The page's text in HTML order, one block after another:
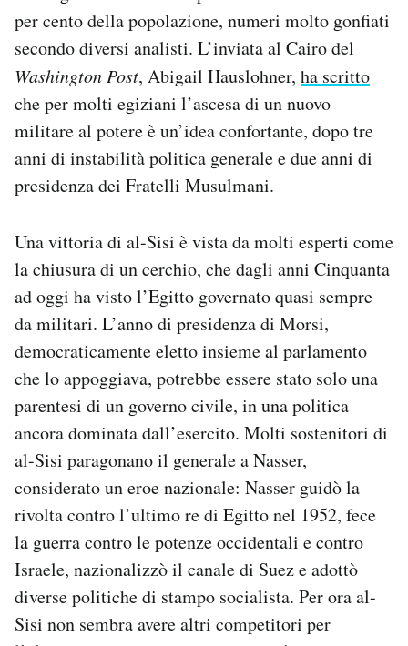
per cento della popolazione, numeri molto gonfiati
secondo diversi analisti. L’inviata al Cairo del
Washington Post, Abigail Hauslohner, ha scritto
che per molti egiziani l’ascesa di un nuovo
militare al potere è un’idea confortante, dopo tre
anni di instabilità politica generale e due anni di
presidenza dei Fratelli Musulmani.
Una vittoria di al-Sisi è vista da molti esperti come
la chiusura di un cerchio, che dagli anni Cinquanta
ad oggi ha visto l’Egitto governato quasi sempre
da militari. L’anno di presidenza di Morsi,
democraticamente eletto insieme al parlamento
che lo appoggiava, potrebbe essere stato solo una
parentesi di un governo civile, in una politica
ancora dominata dall’esercito. Molti sostenitori di
al-Sisi paragonano il generale a Nasser,
considerato un eroe nazionale: Nasser guidò la
rivolta contro l’ultimo re di Egitto nel 1952, fece
la guerra contro le potenze occidentali e contro
Israele, nazionalizzò il canale di Suez e adottò
diverse politiche di stampo socialista. Per ora al-
Sisi non sembra avere altri competitori per